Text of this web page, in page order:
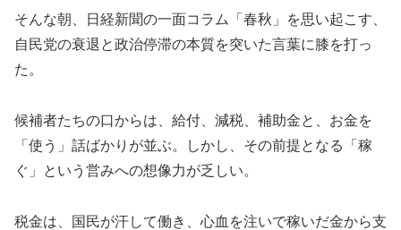
そんな朝、日経新聞の一面コラム「春秋」を思い起こす、
自民党の衰退と政治停滞の本質を突いた言葉に膝を打っ
た。
候補者たちの口からは、給付、減税、補助金と、お金を
「使う」話ばかりが並ぶ。しかし、その前提となる「稼
ぐ」という営みへの想像力が乏しい。
税金は、国民が汗して働き、心血を注いで稼いだ金から支